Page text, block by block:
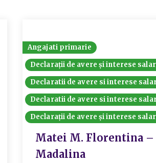
Angajati primarie
Declarații de avere și interese
Declaratii de avere si interese
Declaratii de avere si interese
Declarații de avere și interese
Matei M. Florentina –
Madalina